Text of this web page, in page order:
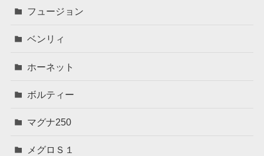
フュージョン
ベンリィ
ホーネット
ボルティー
マグナ250
メグロＳ１